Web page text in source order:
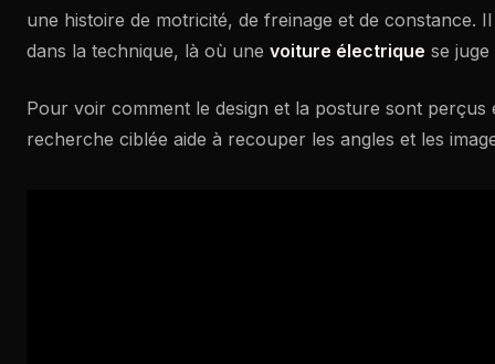
une histoire de motricité, de freinage et de constance. Il
dans la technique, là où une voiture électrique se
Pour voir comment le design et la posture sont perçus
recherche ciblée aide à recouper les angles et les